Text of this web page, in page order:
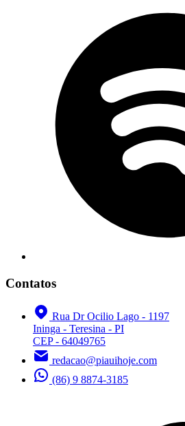
Contatos
Rua Dr Ocilio Lago - 1197
Ininga - Teresina - PI
CEP - 64049765
redacao@piauihoje.com
(86) 9 8874-3185